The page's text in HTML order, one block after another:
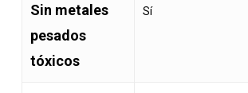
Sin metales
pesados
tóxicos
Sí